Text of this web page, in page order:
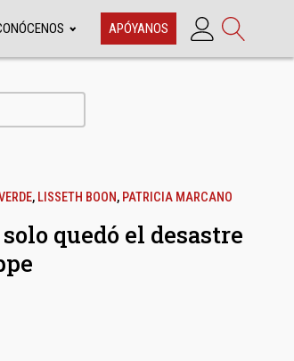
APÓYANOS
, LISSETH BOON, PATRICIA MARCANO
quedó el desastre